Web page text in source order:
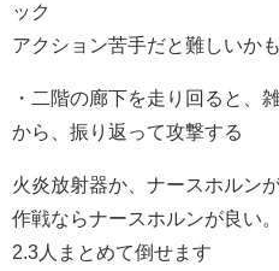
ック
アクション苦手だと難しいかも
・二階の廊下を走り回ると、
から、振り返って攻撃する
火炎放射器か、ナースホルン
作戦ならナースホルンが良い
2.3人まとめて倒せます